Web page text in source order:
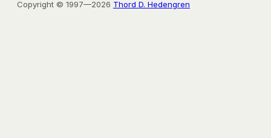
Copyright © 1997—2026 Thord D. Hedengren